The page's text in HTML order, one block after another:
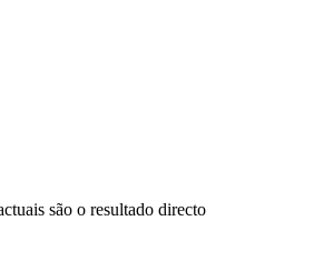
são o resultado directo